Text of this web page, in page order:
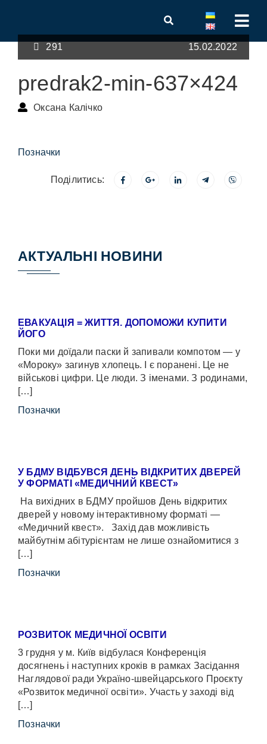
291 15.02.2022
predrak2-min-637×424
Оксана Калічко
Позначки
Поділитись:
АКТУАЛЬНІ НОВИНИ
ЕВАКУАЦІЯ = ЖИТТЯ. ДОПОМОЖИ КУПИТИ
ЙОГО
Поки ми доїдали паски й запивали компотом — у
«Мороку» загинув хлопець. І є поранені. Це не
військові цифри. Це люди. З іменами. З родинами,
[…]
Позначки
У БДМУ ВІДБУВСЯ ДЕНЬ ВІДКРИТИХ ДВЕРЕЙ
У ФОРМАТІ «МЕДИЧНИЙ КВЕСТ»
На вихідних в БДМУ пройшов День відкритих
дверей у новому інтерактивному форматі —
«Медичний квест». Захід дав можливість
майбутнім абітурієнтам не лише ознайомитися з
[…]
Позначки
РОЗВИТОК МЕДИЧНОЇ ОСВІТИ
3 грудня у м. Київ відбулася Конференція
досягнень і наступних кроків в рамках Засідання
Наглядової ради Україно-швейцарського Проєкту
«Розвиток медичної освіти». Участь у заході від
[…]
Позначки